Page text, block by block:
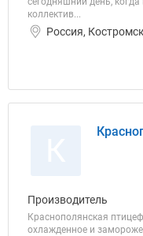
коллектив...
Россия,
Производитель
Краснополянская
охлажденное и